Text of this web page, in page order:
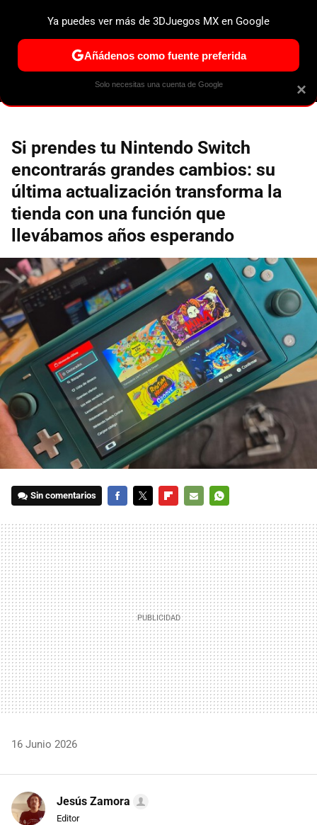
ESPECIALES PS5 NINTENDO SWITCH 2 XBOX
Si prendes tu Nintendo Switch
encontrarás grandes cambios: su
última actualización transforma la
tienda con una función que
llevábamos años esperando
Sin comentarios
MAIL
16 Junio 2026
Jesús Zamora
Editor
×
Ya puedes ver más de 3DJuegos MX en Google
Añádenos como fuente preferida
Solo necesitas una cuenta de Google